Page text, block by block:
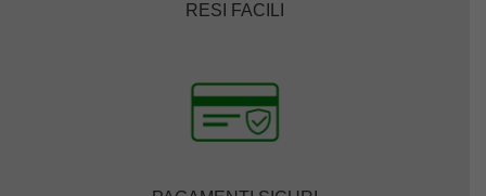
RESI FACILI